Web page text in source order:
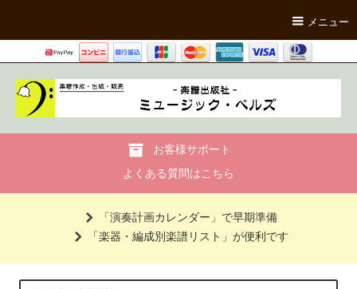
メニュー
お客様サポート
よくある質問はこちら
「演奏計画カレンダー」で早期準備
「楽器・編成別楽譜リスト」が便利です